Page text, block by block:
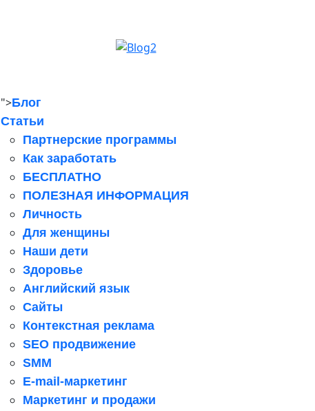
">Блог
Статьи
Партнерские программы
Как заработать
БЕСПЛАТНО
ПОЛЕЗНАЯ ИНФОРМАЦИЯ
Личность
Для женщины
Наши дети
Здоровье
Английский язык
Сайты
Контекстная реклама
SEO продвижение
SMM
E-mail-маркетинг
Маркетинг и продажи